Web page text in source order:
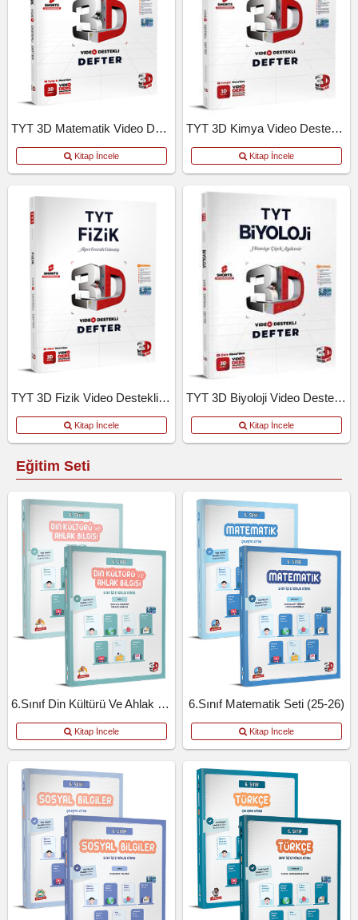
TYT 3D Matematik Video Destekli Defter
Kitap İncele
TYT 3D Kimya Video Destekli Defter
Kitap İncele
TYT 3D Fizik Video Destekli Defter
Kitap İncele
TYT 3D Biyoloji Video Destekli Defter
Kitap İncele
Eğitim Seti
6.Sınıf Din Kültürü Ve Ahlak Bil.Seti (25-26)
Kitap İncele
6.Sınıf Matematik Seti (25-26)
Kitap İncele